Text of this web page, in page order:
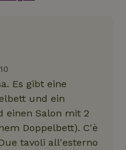
Es gibt eine
und ein
einen Salon mit 2
Doppelbett). C'è
tavoli all'esterno